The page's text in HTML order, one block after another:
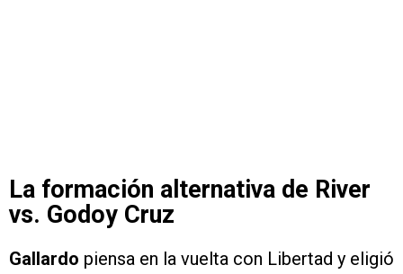
La formación alternativa de River
vs. Godoy Cruz
Gallardo piensa en la vuelta con Libertad y eligió